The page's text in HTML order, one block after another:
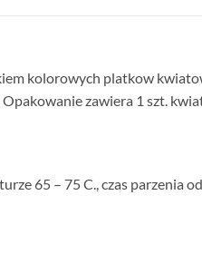
kolorowych platkow
zawiera 1 szt.
65 – 75 C., czas parzenia